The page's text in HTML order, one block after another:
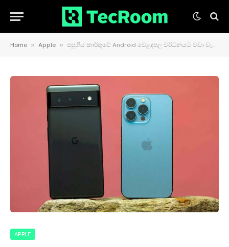
Home » Apple » පසුගිය කාර්තුවේ Android වෙළඳපල වර්ධනයට වඩා වැඩි වර්ධනයක් Apple සමාගම විසින් අත් කර ගනී
APPLE